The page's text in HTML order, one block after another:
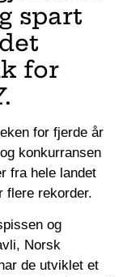
spart
for
for fjerde år
konkurransen
fra hele landet
flere rekorder.
og
Norsk
de utviklet et